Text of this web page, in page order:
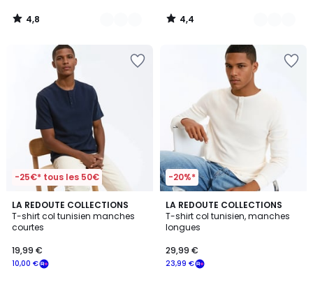
4,8
/
4,4
/
-25€* tous les 50€
LA REDOUTE COLLECTIONS
T-shirt col tunisien manches
courtes
10,00 €
19,99 €
4,8
/ 5
2
Couleurs
-20%*
LA REDOUTE COLLECTIONS
T-shirt col tunisien, manches
longues
23,99 €
29,99 €
4,8
/ 5
3
Couleurs